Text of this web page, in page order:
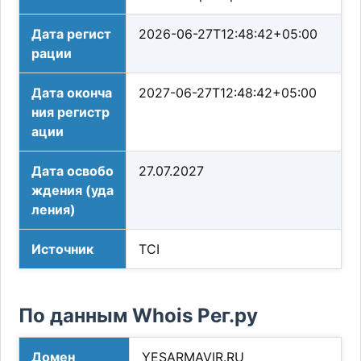
Дата регист
рации
2026-06-27T12:48:42+05:00
Дата оконча
ния регистр
ации
2027-06-27T12:48:42+05:00
Дата освобо
ждения (уда
ления)
27.07.2027
Источник TCI
По данным Whois Рег.ру
Домен YESARMAVIR.RU